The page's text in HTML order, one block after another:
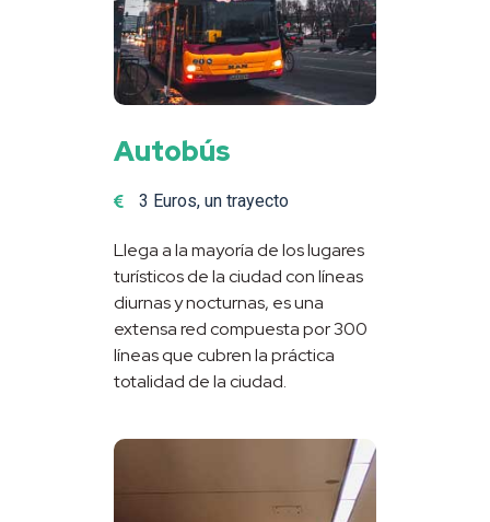
Autobús
3 Euros, un trayecto
Llega a la mayoría de los lugares
turísticos de la ciudad con líneas
diurnas y nocturnas, es una
extensa red compuesta por 300
líneas que cubren la práctica
totalidad de la ciudad.